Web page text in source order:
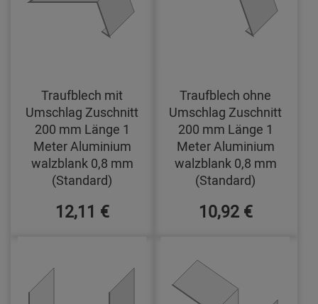
Traufblech mit
Umschlag Zuschnitt
200 mm Länge 1
Meter Aluminium
walzblank 0,8 mm
(Standard)
12,11 €
Traufblech ohne
Umschlag Zuschnitt
200 mm Länge 1
Meter Aluminium
walzblank 0,8 mm
(Standard)
10,92 €